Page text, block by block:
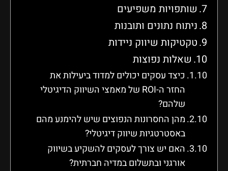
שותפויות משפיעים
ניתוח נתונים ותובנות
טקטיקות שיווק ניידות
שאלות נפוצות
כיצד עסקים יכולים למדוד ביעילות את
החזר ה-ROI של מאמצי השיווק הדיגיטלי
שלהם?
מהן החסרונות הנפוצים שיש להימנע מהם
באסטרטגיות שיווק דיגיטלי?
האם יש צורך לעסקים להשקיע בשיווק
אורגני ובתשלום במדיה חברתית?